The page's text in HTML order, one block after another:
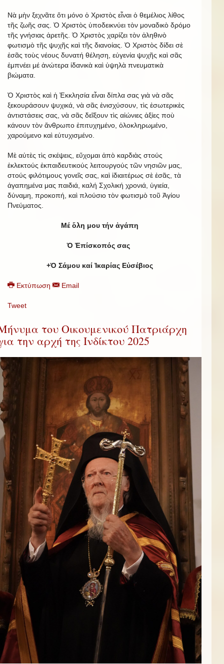
Νὰ μὴν ξεχνᾶτε ὅτι μόνo ὁ Χριστὸς εἶναι ὁ θεμέλιος λίθος
τῆς ζωῆς σας. Ὁ Χριστὸς ὑποδεικνύει τὸν μοναδικὸ δρόμο
τῆς γνήσιας ἀρετῆς. Ὁ Χριστὸς χαρίζει τὸν ἀληθινὸ
φωτισμὸ τῆς ψυχῆς καὶ τῆς διανοίας. Ὁ Χριστὸς δίδει σὲ
ἐσᾶς τοὺς νέους δυνατή θέληση, εὐγενία ψυχῆς καὶ σᾶς
ἐμπνέει μέ ἀνώτερα ἰδανικὰ καὶ ὑψηλὰ πνευματικὰ
βιώματα.
Ὁ Χριστὸς καὶ ἡ Ἐκκλησία εἶναι δίπλα σας γιὰ νὰ σᾶς
ξεκουράσουν ψυχικά, νὰ σᾶς ἐνισχύσουν, τὶς ἐσωτερικὲς
ἀντιστάσεις σας, νὰ σᾶς δεῖξουν τὶς αἰώνιες ἀξίες ποὺ
κάνουν τὸν ἄνθρωπο ἐπιτυχημένο, ὁλοκληρωμένο,
χαρούμενο καὶ εὐτυχισμένο.
Μὲ αὐτὲς τὶς σκέψεις, εὔχομαι ἀπὸ καρδιὰς στούς
ἐκλεκτούς ἐκπαιδευτικούς λειτουργούς τῶν νησιῶν μας,
στούς φιλότιμους γονεῖς σας, καὶ ἰδιαιτέρως σὲ ἐσᾶς, τὰ
ἀγαπημένα μας παιδιά, καλή Σχολική χρονιά, ὑγιεία,
δύναμη, προκοπή, καὶ πλούσιο τὸν φωτισμὸ τοῦ Ἁγίου
Πνεύματος.
Μέ ὅλη μου τήν ἀγάπη
Ὁ Ἐπίσκοπός σας
+Ὁ Σάμου καί Ἰκαρίας Εὐσέβιος
Εκτύπωση Email
Tweet
του Οικουμενικού Πατριάρχη
την αρχή της Ινδίκτου 2025